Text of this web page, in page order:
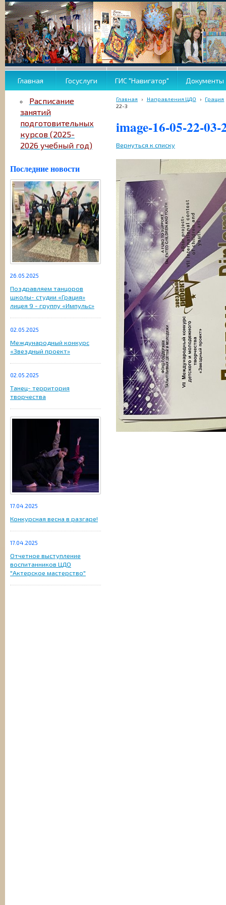
Главная Госуслуги ГИС "Навигатор" Документы
Расписание
занятий
подготовительных
курсов (2025-
2026 учебный год)
Последние новости
26.05.2025
Поздравляем танцоров
школы- студии «Грация»
лицея 9 - группу «Импульс»
02.05.2025
Международный конкурс
«Звездный проект»
02.05.2025
Танец- территория
творчества
17.04.2025
Конкурсная весна в разгаре!
17.04.2025
Отчетное выступление
воспитанников ЦДО
"Актерское мастерство"
Главная › Направления ЦДО ›
Грация
22-3
image-16-05-22-03-
Вернуться к списку